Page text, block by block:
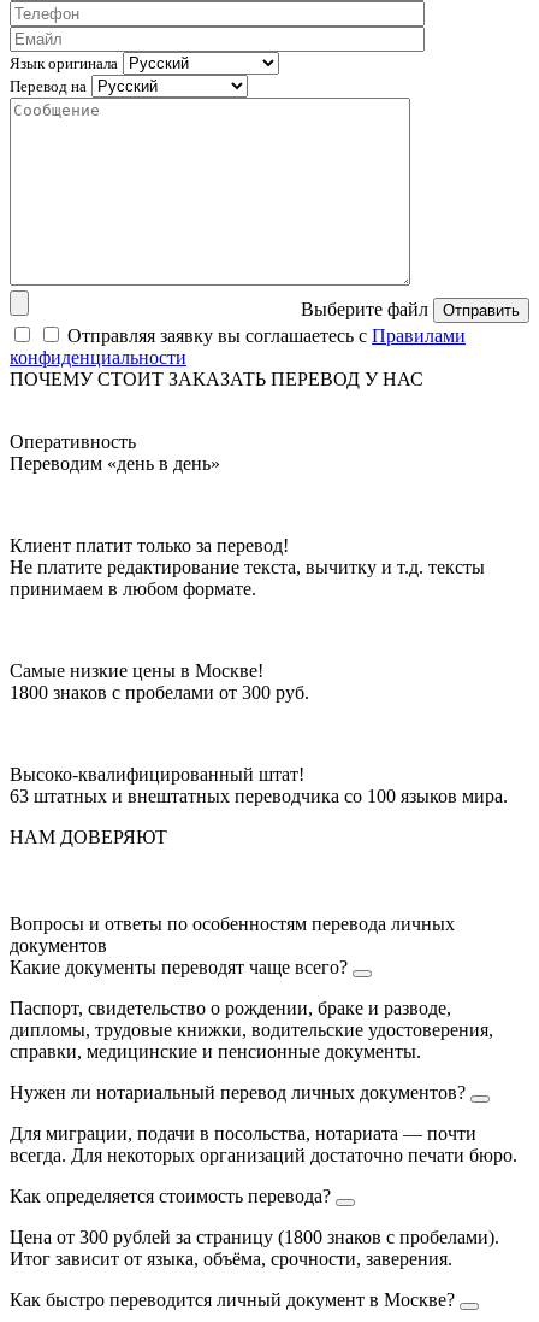
Язык оригинала
Перевод на
Выберите файл Отправить
Отправляя заявку вы соглашаетесь с Правилами
конфиденциальности
ПОЧЕМУ СТОИТ ЗАКАЗАТЬ ПЕРЕВОД У НАС
Оперативность
Переводим «день в день»
Клиент платит только за перевод!
Не платите редактирование текста, вычитку и т.д. тексты
принимаем в любом формате.
Самые низкие цены в Москве!
1800 знаков с пробелами от 300 руб.
Высоко-квалифицированный штат!
63 штатных и внештатных переводчика со 100 языков мира.
НАМ ДОВЕРЯЮТ
Вопросы и ответы по особенностям перевода личных
документов
Какие документы переводят чаще всего?
Паспорт, свидетельство о рождении, браке и разводе,
дипломы, трудовые книжки, водительские удостоверения,
справки, медицинские и пенсионные документы.
Нужен ли нотариальный перевод личных документов?
Для миграции, подачи в посольства, нотариата — почти
всегда. Для некоторых организаций достаточно печати бюро.
Как определяется стоимость перевода?
Цена от 300 рублей за страницу (1800 знаков с пробелами).
Итог зависит от языка, объёма, срочности, заверения.
Как быстро переводится личный документ в Москве?